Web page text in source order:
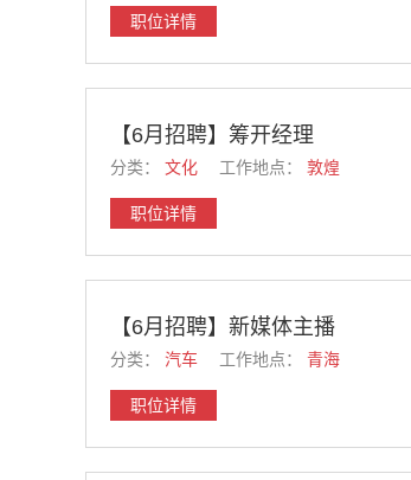
职位详情
【6月招聘】筹开经理
分类： 文化 工作地点： 敦煌
职位详情
【6月招聘】新媒体主播
分类： 汽车 工作地点： 青海
职位详情